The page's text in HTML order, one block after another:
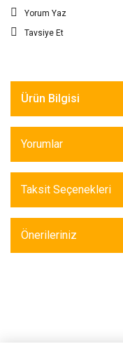
Yorum Yaz
Tavsiye Et
Ürün Bilgisi
Yorumlar
Taksit Seçenekleri
Önerileriniz